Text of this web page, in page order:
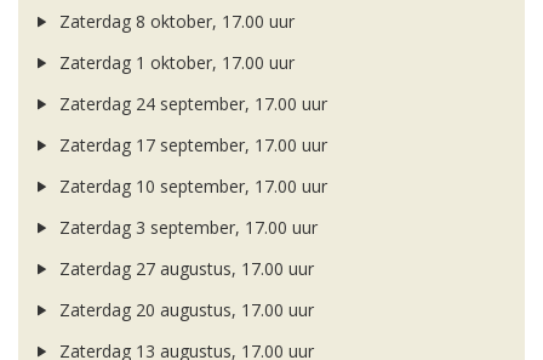
Zaterdag 8 oktober, 17.00 uur
Zaterdag 1 oktober, 17.00 uur
Zaterdag 24 september, 17.00 uur
Zaterdag 17 september, 17.00 uur
Zaterdag 10 september, 17.00 uur
Zaterdag 3 september, 17.00 uur
Zaterdag 27 augustus, 17.00 uur
Zaterdag 20 augustus, 17.00 uur
Zaterdag 13 augustus, 17.00 uur